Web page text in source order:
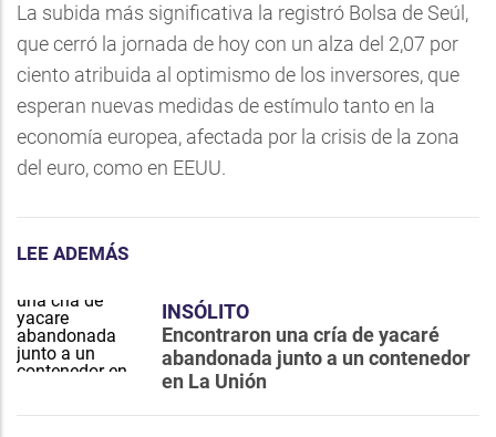
La subida más significativa la registró Bolsa de Seúl,
que cerró la jornada de hoy con un alza del 2,07 por
ciento atribuida al optimismo de los inversores, que
esperan nuevas medidas de estímulo tanto en la
economía europea, afectada por la crisis de la zona
del euro, como en EEUU.
LEE ADEMÁS
INSÓLITO
Encontraron una cría de yacaré
abandonada junto a un contenedor
en La Unión